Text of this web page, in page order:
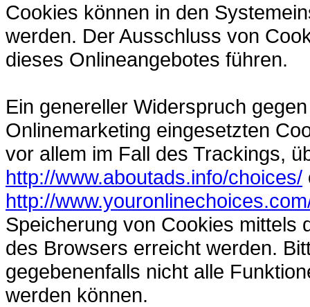
Cookies können in den
werden. Der Ausschluss von
dieses Onlineangebotes führen.
Ein genereller Widerspruch
Onlinemarketing eingesetzten
vor allem im Fall des Trackings,
http://www.aboutads.info/choices/
http://
Speicherung von Cookies mittels
des Browsers erreicht werden.
gegebenenfalls nicht alle
werden können.